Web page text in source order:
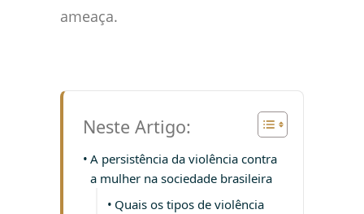
ameaça.
Neste Artigo:
A persistência da violência contra
a mulher na sociedade brasileira
Quais os tipos de violência